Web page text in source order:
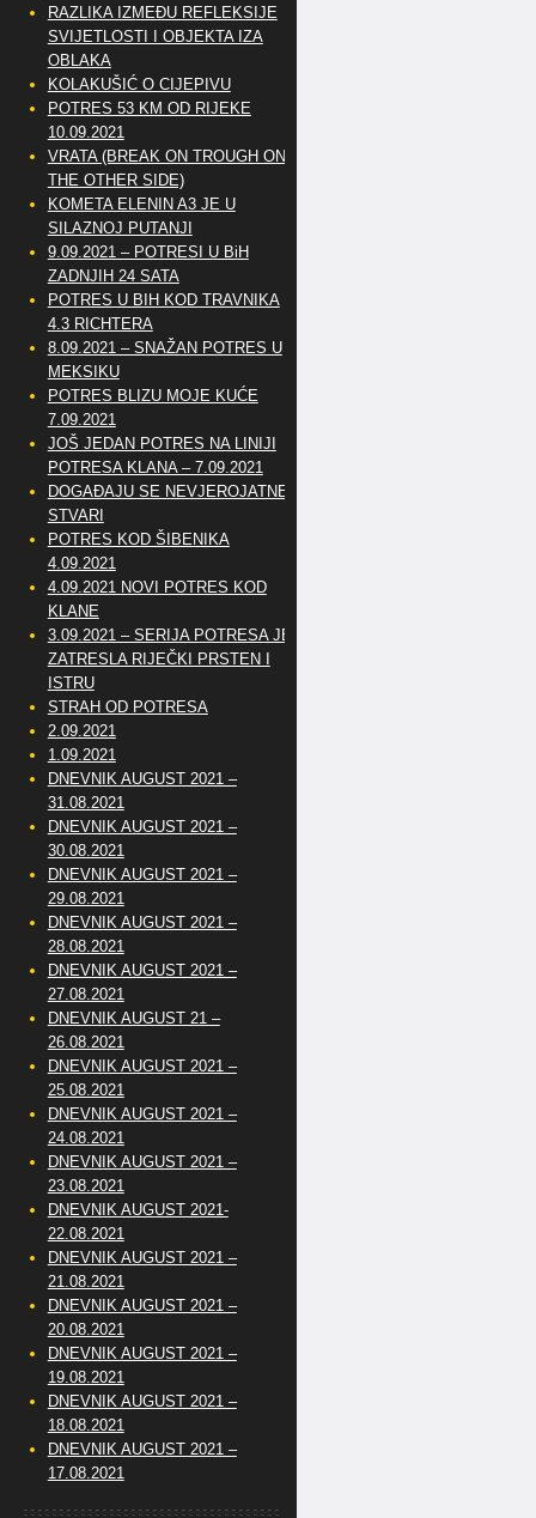
RAZLIKA IZMEĐU REFLEKSIJE
SVIJETLOSTI I OBJEKTA IZA
OBLAKA
KOLAKUŠIĆ O CIJEPIVU
POTRES 53 KM OD RIJEKE
10.09.2021
VRATA (BREAK ON TROUGH ON
THE OTHER SIDE)
KOMETA ELENIN A3 JE U
SILAZNOJ PUTANJI
9.09.2021 – POTRESI U BiH
ZADNJIH 24 SATA
POTRES U BIH KOD TRAVNIKA
4.3 RICHTERA
8.09.2021 – SNAŽAN POTRES U
MEKSIKU
POTRES BLIZU MOJE KUĆE
7.09.2021
JOŠ JEDAN POTRES NA LINIJI
POTRESA KLANA – 7.09.2021
DOGAĐAJU SE NEVJEROJATNE
STVARI
POTRES KOD ŠIBENIKA
4.09.2021
4.09.2021 NOVI POTRES KOD
KLANE
3.09.2021 – SERIJA POTRESA JE
ZATRESLA RIJEČKI PRSTEN I
ISTRU
STRAH OD POTRESA
2.09.2021
1.09.2021
DNEVNIK AUGUST 2021 –
31.08.2021
DNEVNIK AUGUST 2021 –
30.08.2021
DNEVNIK AUGUST 2021 –
29.08.2021
DNEVNIK AUGUST 2021 –
28.08.2021
DNEVNIK AUGUST 2021 –
27.08.2021
DNEVNIK AUGUST 21 –
26.08.2021
DNEVNIK AUGUST 2021 –
25.08.2021
DNEVNIK AUGUST 2021 –
24.08.2021
DNEVNIK AUGUST 2021 –
23.08.2021
DNEVNIK AUGUST 2021-
22.08.2021
DNEVNIK AUGUST 2021 –
21.08.2021
DNEVNIK AUGUST 2021 –
20.08.2021
DNEVNIK AUGUST 2021 –
19.08.2021
DNEVNIK AUGUST 2021 –
18.08.2021
DNEVNIK AUGUST 2021 –
17.08.2021